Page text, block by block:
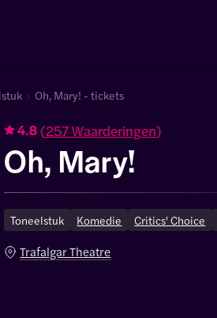
Oh, Mary! - tickets
4.8 (257 Waarderingen)
Oh, Mary!
Toneelstuk Komedie Critics' Choice
Trafalgar Theatre